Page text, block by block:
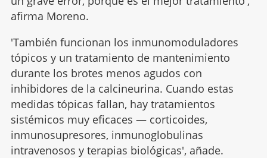
afirma Moreno.
'También funcionan los inmunomoduladores
tópicos y un tratamiento de mantenimiento
durante los brotes menos agudos con
inhibidores de la calcineurina. Cuando estas
medidas tópicas fallan, hay tratamientos
sistémicos muy eficaces — corticoides,
inmunosupresores, inmunoglobulinas
intravenosos y terapias biológicas', añade.